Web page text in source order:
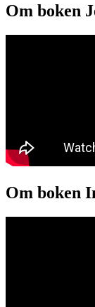
Om boken
Om boken